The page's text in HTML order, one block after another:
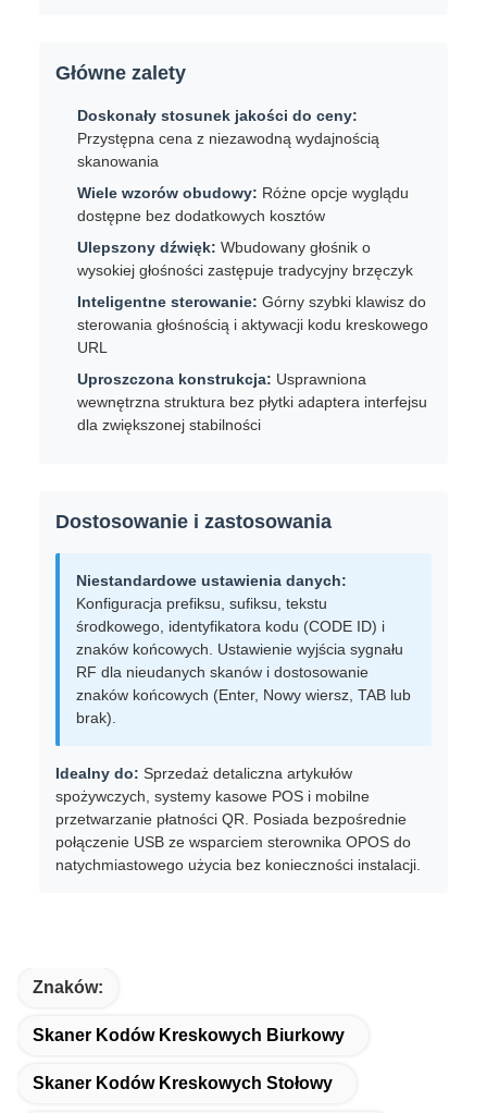
Główne zalety
Doskonały stosunek jakości do ceny:
Przystępna cena z niezawodną wydajnością
skanowania
Wiele wzorów obudowy: Różne opcje wyglądu
dostępne bez dodatkowych kosztów
Ulepszony dźwięk: Wbudowany głośnik o
wysokiej głośności zastępuje tradycyjny brzęczyk
Inteligentne sterowanie: Górny szybki klawisz do
sterowania głośnością i aktywacji kodu kreskowego
URL
Uproszczona konstrukcja: Usprawniona
wewnętrzna struktura bez płytki adaptera interfejsu
dla zwiększonej stabilności
Dostosowanie i zastosowania
Niestandardowe ustawienia danych:
Konfiguracja prefiksu, sufiksu, tekstu
środkowego, identyfikatora kodu (CODE ID) i
znaków końcowych. Ustawienie wyjścia sygnału
RF dla nieudanych skanów i dostosowanie
znaków końcowych (Enter, Nowy wiersz, TAB lub
brak).
Idealny do: Sprzedaż detaliczna artykułów
spożywczych, systemy kasowe POS i mobilne
przetwarzanie płatności QR. Posiada bezpośrednie
połączenie USB ze wsparciem sterownika OPOS do
natychmiastowego użycia bez konieczności instalacji.
Znaków:
Skaner Kodów Kreskowych Biurkowy
Skaner Kodów Kreskowych Stołowy